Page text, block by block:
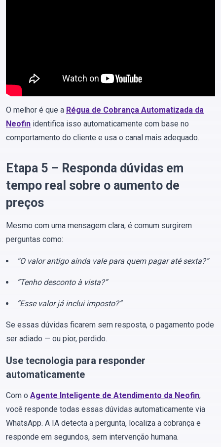
O melhor é que a Régua de Cobrança Automatizada da
Neofin identifica isso automaticamente com base no
comportamento do cliente e usa o canal mais adequado.
Etapa 5 – Responda dúvidas em
tempo real sobre o aumento de
preços
Mesmo com uma mensagem clara, é comum surgirem
perguntas como:
“O valor antigo ainda vale para quem pagar até sexta?”
“Tenho desconto à vista?”
“Esse valor já inclui imposto?”
Se essas dúvidas ficarem sem resposta, o pagamento pode
ser adiado — ou pior, perdido.
Use tecnologia para responder
automaticamente
Com o Agente Inteligente de Atendimento da Neofin,
você responde todas essas dúvidas automaticamente via
WhatsApp. A IA detecta a pergunta, localiza a cobrança e
responde em segundos, sem intervenção humana.